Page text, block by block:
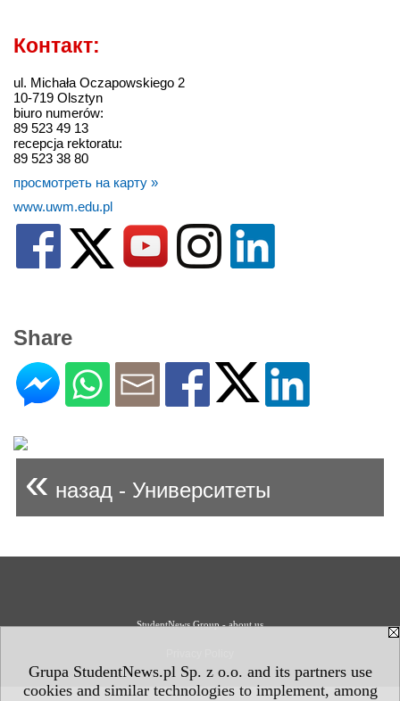
Grupa StudentNews.pl Sp. z o.o. and its partners use
cookies and similar technologies to implement, among
Контакт:
ul. Michała Oczapowskiego 2
10-719 Olsztyn
biuro numerów:
89 523 49 13
recepcja rektoratu:
89 523 38 80
просмотреть на карту »
www.uwm.edu.pl
Share
« назад - Университеты
StudentNews Group - about us